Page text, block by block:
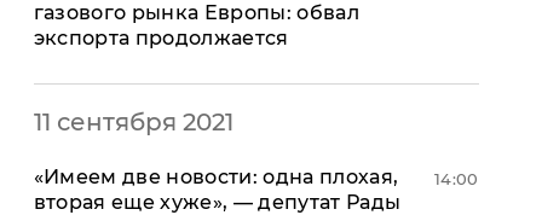
газового рынка Европы: обвал
экспорта продолжается
11 сентября 2021
«Имеем две новости: одна плохая,
вторая еще хуже», — депутат Рады
14:00